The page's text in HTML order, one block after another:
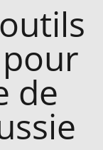
de